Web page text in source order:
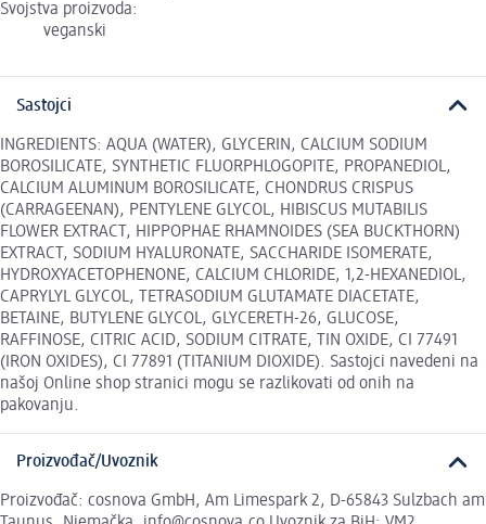
Svojstva proizvoda:
veganski
Sastojci
INGREDIENTS: AQUA (WATER), GLYCERIN, CALCIUM SODIUM
BOROSILICATE, SYNTHETIC FLUORPHLOGOPITE, PROPANEDIOL,
CALCIUM ALUMINUM BOROSILICATE, CHONDRUS CRISPUS
(CARRAGEENAN), PENTYLENE GLYCOL, HIBISCUS MUTABILIS
FLOWER EXTRACT, HIPPOPHAE RHAMNOIDES (SEA BUCKTHORN)
EXTRACT, SODIUM HYALURONATE, SACCHARIDE ISOMERATE,
HYDROXYACETOPHENONE, CALCIUM CHLORIDE, 1,2-HEXANEDIOL,
CAPRYLYL GLYCOL, TETRASODIUM GLUTAMATE DIACETATE,
BETAINE, BUTYLENE GLYCOL, GLYCERETH-26, GLUCOSE,
RAFFINOSE, CITRIC ACID, SODIUM CITRATE, TIN OXIDE, CI 77491
(IRON OXIDES), CI 77891 (TITANIUM DIOXIDE). Sastojci navedeni na
našoj Online shop stranici mogu se razlikovati od onih na
pakovanju.
Proizvođač/Uvoznik
Proizvođač: cosnova GmbH, Am Limespark 2, D-65843 Sulzbach am